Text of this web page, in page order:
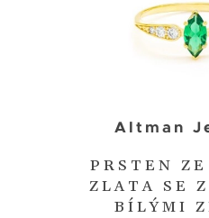
PRSTEN
ZLATA SE
BÍLÝMI
Altman